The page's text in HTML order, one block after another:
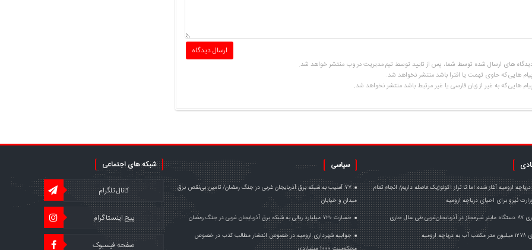
های ارسال شده توسط شما، پس از تایید توسط تیم مدیریت در وب منتشر خواهد شد.
هایی که حاوی تهمت یا افترا باشد منتشر نخواهد شد.
هایی که به غیر از زبان فارسی یا غیر مرتبط باشد منتشر نخواهد شد.
ارومیه آغاز شده اما تا تراز اکولوژیک فاصله داریم/ انجام تمام
نیرو برای احیای دریاچه ارومیه
طی سال جاری
سیاسی
۷۷ آسیب به شبکه برق آذربایجان غربی در جنگ‌ رمضان/ تامین بی‌نقص برق
میدان و خیابان
خسارت ۷۳۰ میلیارد ریالی به شبکه برق آذربایجان غربی در جنگ‌ رمضان
جوابیه شهرداری ارومیه در خصوص انتشار مطالب کذب در خصوص
شبکه های اجتماعی
کانال تلگرام
پیج اینستاگرام
صفحه فیسبوک